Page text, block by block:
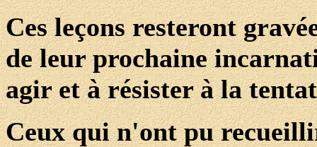
Ces leçons resteront
de leur prochaine
agir et à résister à la
Ceux qui n'ont pu